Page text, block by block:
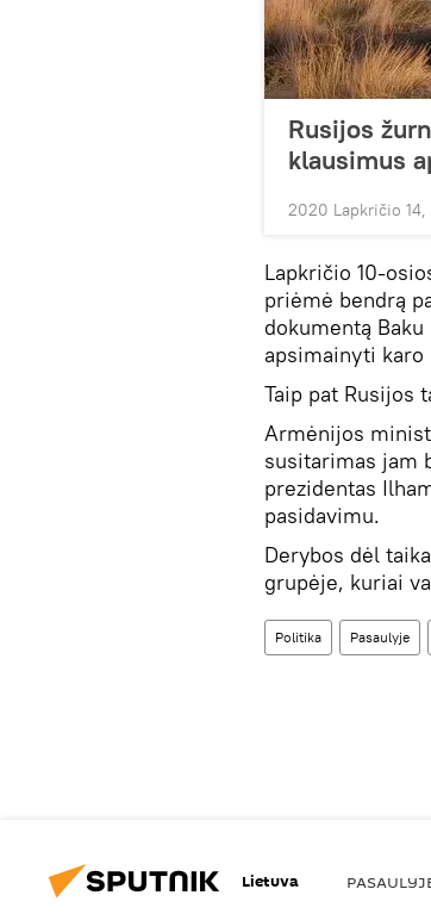
Rusijos
klausimus
2020 Lapkričio 14,
Lapkričio 10-
priėmė bendrą
dokumentą
apsimainyti karo
Taip pat Rusijos
Armėnijos
susitarimas jam
prezidentas
pasidavimu.
Derybos dėl
grupėje, kuriai
Politika Pasaulyje
Lietuva